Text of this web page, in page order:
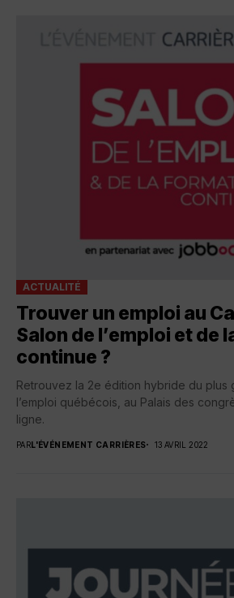
ACTUALITÉ
Trouver un emploi au
Salon de l’emploi et de
continue ?
Retrouvez la 2e édition hybride du plus
l’emploi québécois, au Palais des
ligne.
PARL'ÉVÉNEMENT CARRIÈRES 13 AVRIL 2022